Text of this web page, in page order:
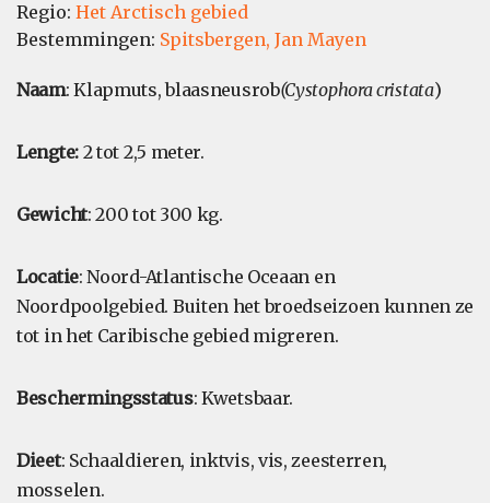
Regio: Het Arctisch gebied
Bestemmingen: Spitsbergen, Jan Mayen
Naam: Klapmuts, blaasneusrob(Cystophora cristata)
Lengte:2 tot 2,5 meter.
Gewicht: 200 tot 300 kg.
Locatie: Noord-Atlantische Oceaan en
Noordpoolgebied. Buiten het broedseizoen kunnen ze
tot in het Caribische gebied migreren.
Beschermingsstatus: Kwetsbaar.
Dieet: Schaaldieren, inktvis, vis, zeesterren,
mosselen.